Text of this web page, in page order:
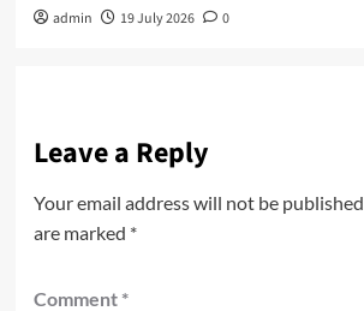
admin 19 July 2026 0
Leave a Reply
Your email address will not be published.
are marked *
Comment *